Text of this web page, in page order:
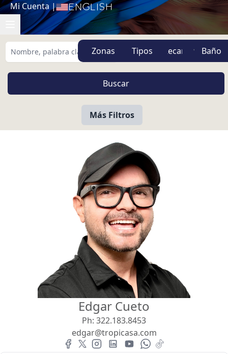
Mi Cuenta | English
Zonas Tipos
Más Filtros
Vista
Pie de Playa Buscar usando:
MXN
Menor Precio Primero
Edgar Cueto
Ph: 322.183.8453
edgar@tropicasa.com